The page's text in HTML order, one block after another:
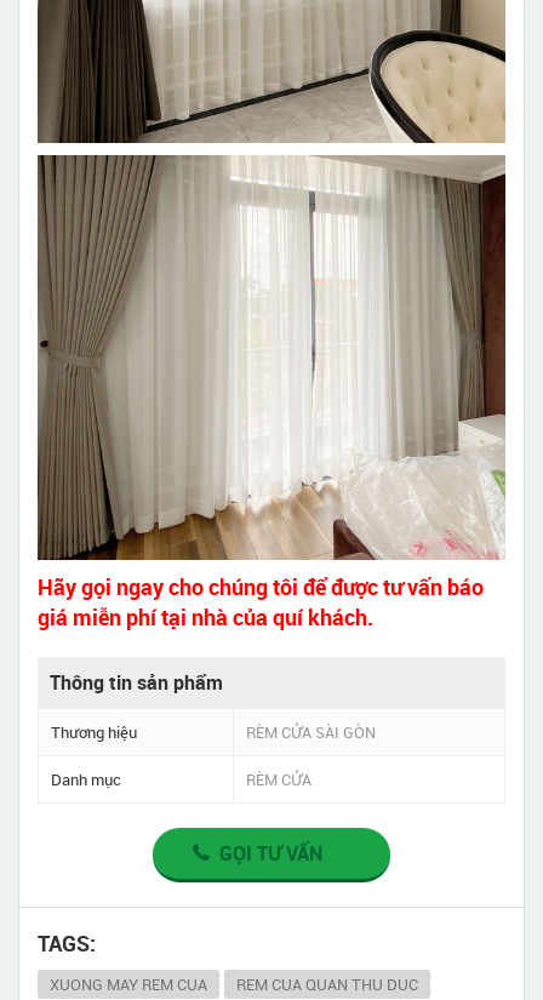
Hãy gọi ngay cho chúng tôi để được tư vấn báo
giá miễn phí tại nhà của quí khách.
Thông tin sản phẩm
Thương hiệu RÈM CỬA SÀI GÒN
Danh mục RÈM CỬA
GỌI TƯ VẤN
TAGS:
XUONG MAY REM CUA
REM CUA QUAN THU DUC